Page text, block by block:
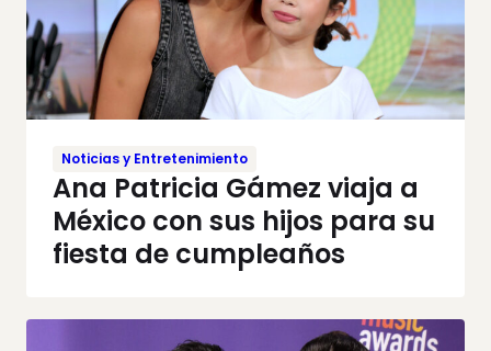
Noticias y Entretenimiento
Ana Patricia Gámez viaja a
México con sus hijos para su
fiesta de cumpleaños